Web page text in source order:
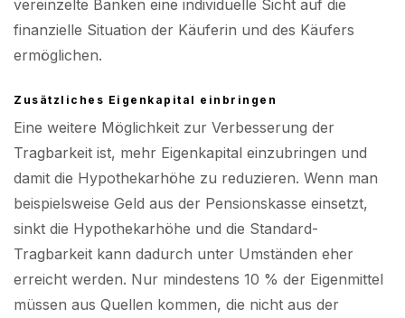
vereinzelte Banken eine individuelle Sicht auf die
finanzielle Situation der Käuferin und des Käufers
ermöglichen.
Zusätzliches Eigenkapital einbringen
Eine weitere Möglichkeit zur Verbesserung der
Tragbarkeit ist, mehr Eigenkapital einzubringen und
damit die Hypothekarhöhe zu reduzieren. Wenn man
beispielsweise Geld aus der Pensionskasse einsetzt,
sinkt die Hypothekarhöhe und die Standard-
Tragbarkeit kann dadurch unter Umständen eher
erreicht werden. Nur mindestens 10 % der Eigenmittel
müssen aus Quellen kommen, die nicht aus der